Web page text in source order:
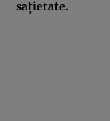
sațietate.